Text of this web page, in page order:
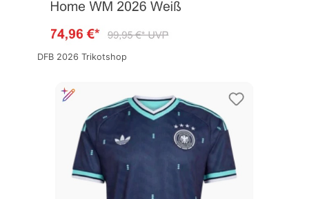
DFB 2026 Trikotshop